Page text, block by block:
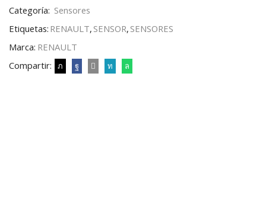
Categoría: Sensores
Etiquetas: RENAULT, SENSOR, SENSORES
Marca: RENAULT
Compartir: